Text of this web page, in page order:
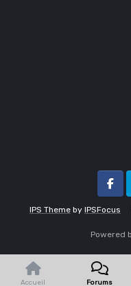
IPS Theme by IPSFocus
Powered
Accueil Forums